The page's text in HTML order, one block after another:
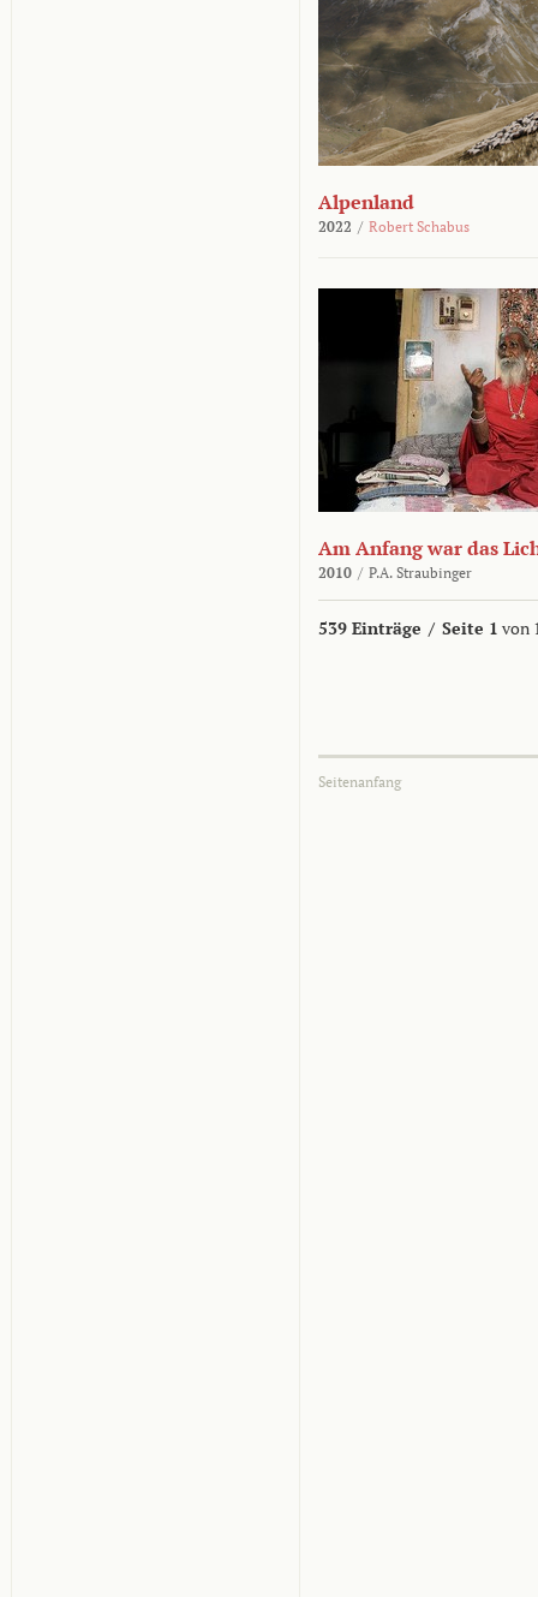
Alpenland
2022 / Robert Schabus
Am Anfang war das
2010 / P.A. Straubinger
539 Einträge / Seite 1 von
Seitenanfang